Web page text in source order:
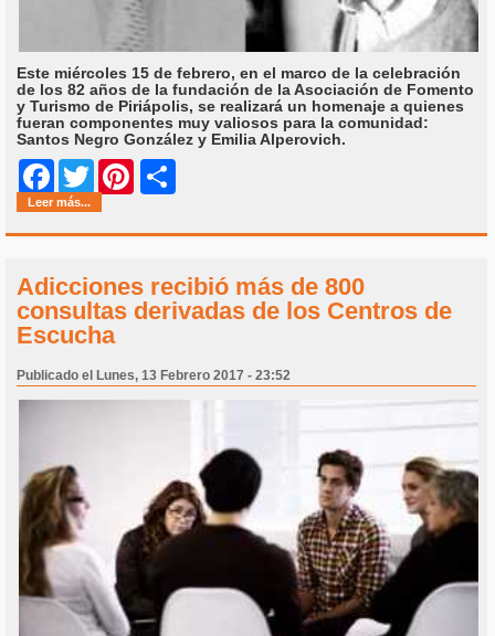
Este miércoles 15 de febrero, en el marco de la celebración
de los 82 años de la fundación de la Asociación de Fomento
y Turismo de Piriápolis, se realizará un homenaje a quienes
fueran componentes muy valiosos para la comunidad:
Santos Negro González y Emilia Alperovich.
Facebook
Twitter Pinterest
Leer más...
Adicciones recibió más de 800
consultas derivadas de los Centros de
Escucha
Publicado el Lunes, 13 Febrero 2017 - 23:52